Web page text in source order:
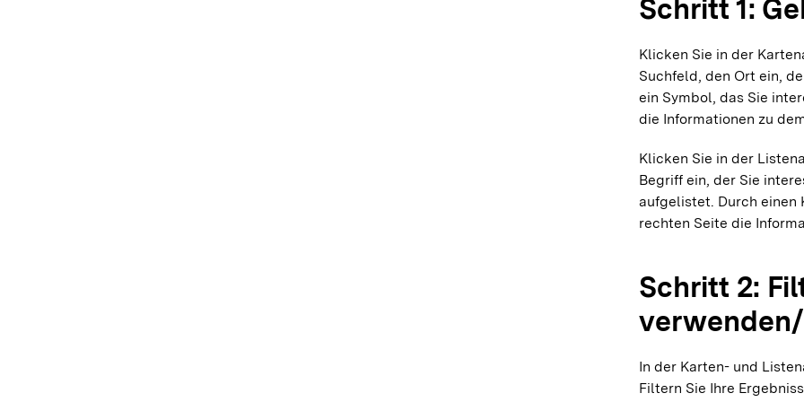
Schritt 1:
Klicken Sie in der
Suchfeld, den Ort ein,
ein Symbol, das Sie
die Informationen zu
Klicken Sie in der
Begriff ein, der Sie
aufgelistet. Durch einen
rechten Seite die
Schritt 2:
In der Karten- und
Filtern Sie Ihre